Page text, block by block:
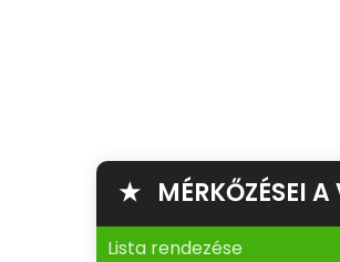
★ MÉRKŐZÉSEI A
Lista rendezése